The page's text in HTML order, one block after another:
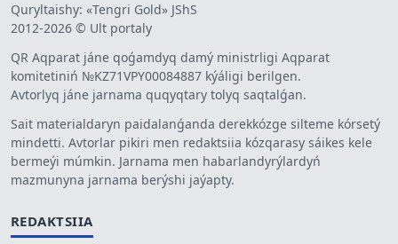
Quryltaishy: «Tengri Gold» JShS
2012-2026 © Ult portaly
QR Aqparat jáne qoǵamdyq damý ministrligi Aqparat
komitetiniń №KZ71VPY00084887 kýáligi berilgen.
Avtorlyq jáne jarnama quqyqtary tolyq saqtalǵan.
Sait materialdaryn paidalanǵanda derekkózge silteme kórsetý
mindetti. Avtorlar pikiri men redaktsiia kózqarasy sáikes kele
bermeýi múmkin. Jarnama men habarlandyrýlardyń
mazmunyna jarnama berýshi jaýapty.
REDAKTSIIA